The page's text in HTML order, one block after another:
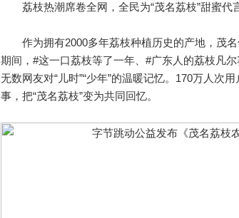
荔枝热潮席卷全网，全民为“茂名荔枝”甜蜜代
作为拥有2000多年荔枝种植历史的产地，茂名
期间，#这一口荔枝等了一年、#广东人的荔枝凡
无数网友对“儿时”“少年”的温暖记忆。170万人次
事，把“茂名荔枝”变为共同回忆。